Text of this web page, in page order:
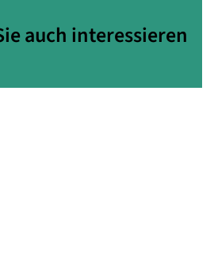
auch interessieren